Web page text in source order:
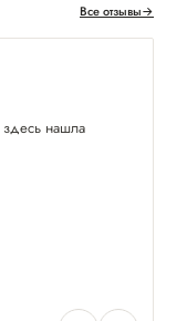
Все отзывы→
здесь нашла